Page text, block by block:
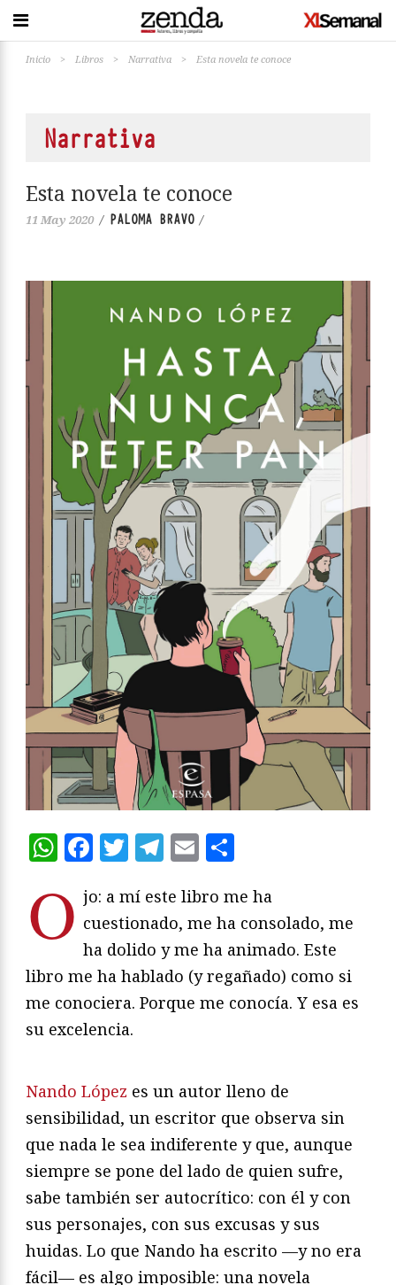
Inicio > Libros > Narrativa > Esta novela te conoce
Narrativa
Esta novela te conoce
11 May 2020 / PALOMA BRAVO /
WhatsApp
Facebook
Twitter
Telegram
Email
O jo: a mí este libro me ha
cuestionado, me ha consolado, me
ha dolido y me ha animado. Este
libro me ha hablado (y regañado) como si
me conociera. Porque me conocía. Y esa es
su excelencia.
Nando López es un autor lleno de
sensibilidad, un escritor que observa sin
que nada le sea indiferente y que, aunque
siempre se pone del lado de quien sufre,
sabe también ser autocrítico: con él y con
sus personajes, con sus excusas y sus
huidas. Lo que Nando ha escrito —y no era
fácil— es algo imposible: una novela